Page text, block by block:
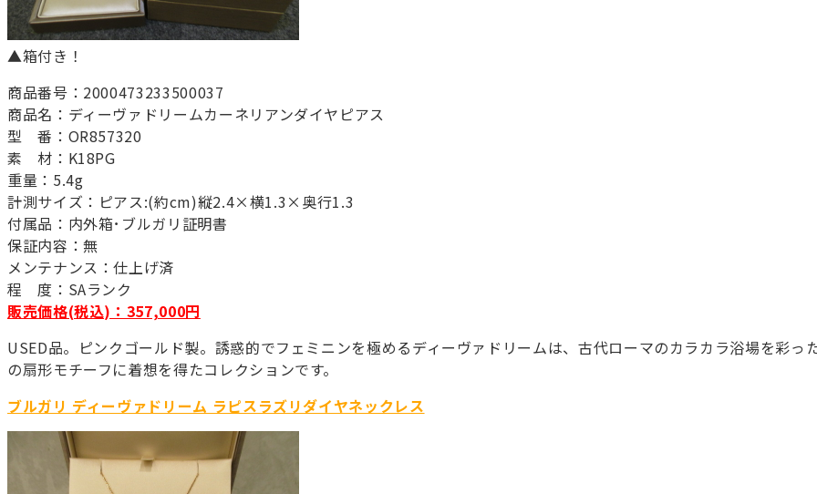
▲箱付き！
商品番号：2000473233500037
商品名：ディーヴァドリームカーネリアンダイヤピアス
型 番：OR857320
素 材：K18PG
重量：5.4g
計測サイズ：ピアス:(約cm)縦2.4×横1.3×奥行1.3
付属品：内外箱･ブルガリ証明書
保証内容：無
メンテナンス：仕上げ済
程 度：SAランク
販売価格(税込)：357,000円
USED品。ピンクゴールド製。誘惑的でフェミニンを極めるディーヴァドリームは、古代ローマのカラカラ浴場を彩っ
の扇形モチーフに着想を得たコレクションです。
ブルガリ ディーヴァドリーム ラピスラズリダイヤネックレス